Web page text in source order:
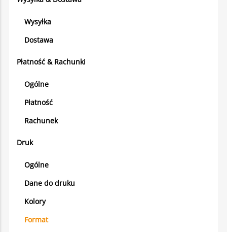
Wysyłka
Dostawa
Płatność & Rachunki
Ogólne
Płatność
Rachunek
Druk
Ogólne
Dane do druku
Kolory
Format